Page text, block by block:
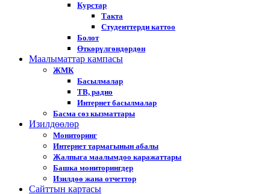
Курстар
Такта
Студенттерди каттоо
Болот
Өткөрүлгөндөрдөн
Маалыматтар кампасы
ЖМК
Басылмалар
ТВ, радио
Интернет басылмалар
Басма сөз кызматтары
Изилдөөлөр
Мониторинг
Интернет тармагынын абалы
Жалпыга маалымдоо каражаттары
Башка мониторингдер
Изилдөө жана отчеттор
Cайттын картасы